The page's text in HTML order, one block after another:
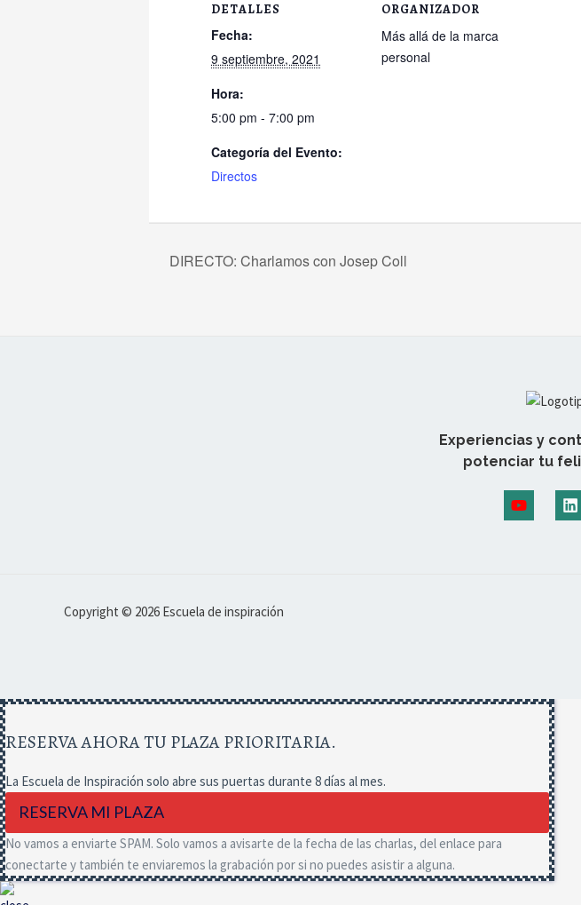
DETALLES
Fecha:
9 septiembre, 2021
Hora:
5:00 pm - 7:00 pm
Categoría del Evento:
Directos
ORGANIZADOR
Más allá de la marca
personal
DIRECTO: Charlamos con Josep Coll
Experiencias y
potenciar tu
Copyright © 2026 Escuela de inspiración
RESERVA AHORA TU PLAZA PRIORITARIA.
La Escuela de Inspiración solo abre sus puertas durante 8 días al mes.
RESERVA MI PLAZA
No vamos a enviarte SPAM. Solo vamos a avisarte de la fecha de las charlas, del enlace para
conectarte y también te enviaremos la grabación por si no puedes asistir a alguna.